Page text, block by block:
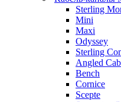
Sterling
Mini
Maxi
Odyssey
Sterling
Angled
Bench
Cornice
Scepte